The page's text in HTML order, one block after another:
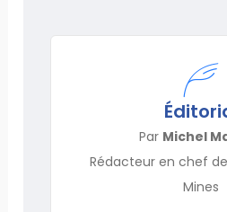
Par Michel
Rédacteur en chef
Mines